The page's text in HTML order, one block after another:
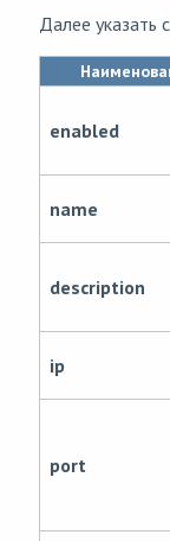
Далее указать
enabled
name
description
ip
port